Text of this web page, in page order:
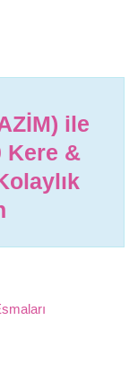
ile
Kere &